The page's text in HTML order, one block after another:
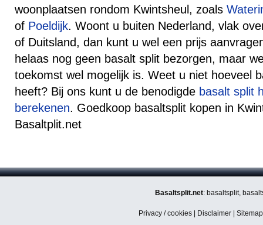
woonplaatsen rondom Kwintsheul, zoals
of Poeldijk. Woont u buiten Nederland, vlak
of Duitsland, dan kunt u wel een prijs
helaas nog geen basalt split bezorgen, maar
toekomst wel mogelijk is. Weet u niet hoeveel
heeft? Bij ons kunt u de benodigde basalt split
berekenen. Goedkoop basaltsplit kopen in
Basaltplit.net
Basaltsplit.net: basaltsplit,
Privacy / cookies Disclaimer Sitemap